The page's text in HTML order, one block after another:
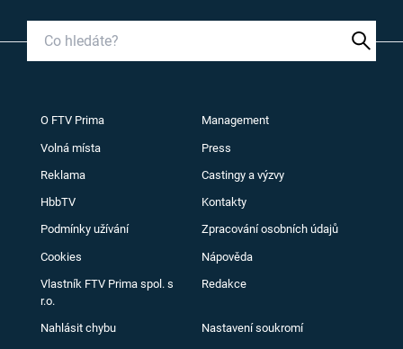
O FTV Prima Management
Volná místa Press
Reklama Castingy a výzvy
HbbTV Kontakty
Podmínky užívání Zpracování osobních údajů
Cookies Nápověda
Vlastník FTV Prima spol. s
r.o.
Redakce
Nahlásit chybu Nastavení soukromí